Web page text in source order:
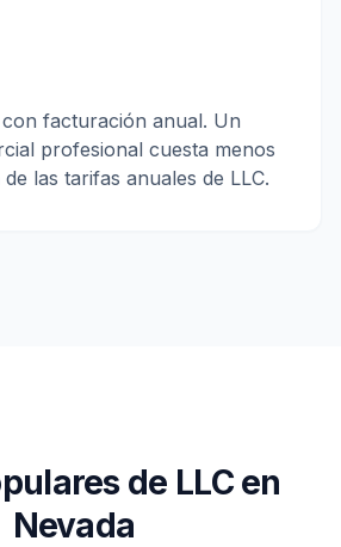
facturación anual. Un
profesional cuesta menos
las tarifas anuales de LLC.
de LLC en
Nevada